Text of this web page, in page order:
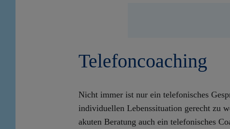
Telefoncoaching
Nicht immer ist nur ein telefonisches
individuellen Lebenssituation gerecht zu
akuten Beratung auch ein telefonisches